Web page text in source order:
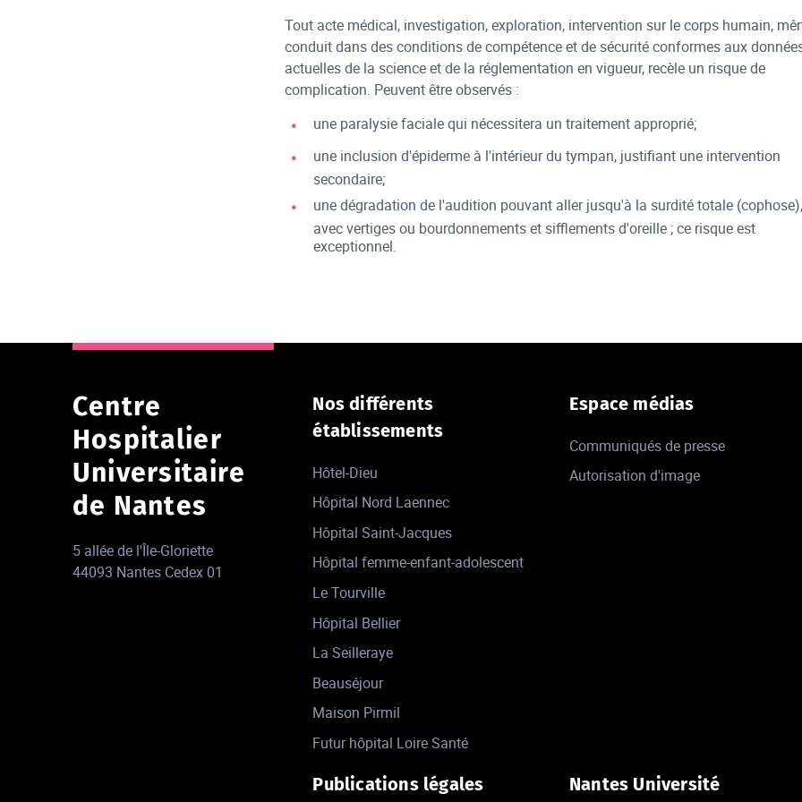
Tout acte médical, investigation, exploration, intervention sur le corps humain,
conduit dans des conditions de compétence et de sécurité conformes aux
actuelles de la science et de la réglementation en vigueur, recèle un risque de
complication. Peuvent être observés :
une paralysie faciale qui nécessitera un traitement approprié;
une inclusion d'épiderme à l'intérieur du tympan, justifiant une intervention
secondaire;
une dégradation de l'audition pouvant aller jusqu'à la surdité totale (cophose),
avec vertiges ou bourdonnements et sifflements d'oreille ; ce risque est
exceptionnel.
Centre
Hospitalier
Universitaire
de Nantes
5 allée de l'Île-Gloriette
44093 Nantes Cedex 01
Nos différents
établissements
Hôtel-Dieu
Hôpital Nord Laennec
Hôpital Saint-Jacques
Hôpital femme-enfant-adolescent
Le Tourville
Hôpital Bellier
La Seilleraye
Beauséjour
Maison Pirmil
Futur hôpital Loire Santé
Espace médias
Communiqués de presse
Autorisation d'image
Publications légales Nantes Université